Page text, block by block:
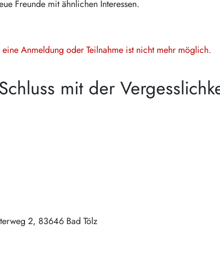
Freunde mit ähnlichen Interessen.
Anmeldung oder Teilnahme ist nicht mehr möglich.
mit der
2 83646 Bad Tölz